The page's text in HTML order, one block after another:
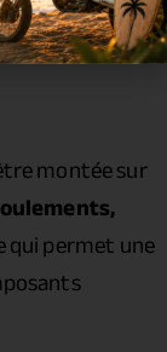
montée sur
qui permet une